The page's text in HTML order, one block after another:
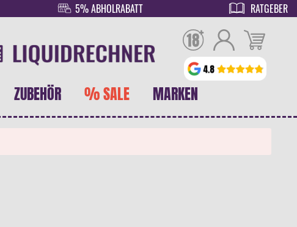
5% ABHOLRABATT RATGEBER
ZUBEHÖR % SALE MARKEN